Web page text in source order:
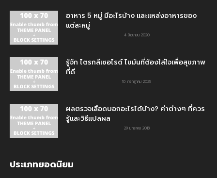
อาหาร 5 หมู่ มีอะไรบ้าง และแหล่งอาหารของ
แต่ละหมู่
4 มิถุนายน 2020
รู้จัก ไตรกลีเซอไรด์ ไขมันที่ต้องใส่ใจเพื่อสุขภาพ
ที่ดี
10 กรกฎาคม 2025
ผลตรวจเลือดบอกอะไรได้บ้าง? ค่าต่างๆ ที่ควร
รู้และวิธีแปลผล
29 มกราคม 2018
ประเภทยอดนิยม